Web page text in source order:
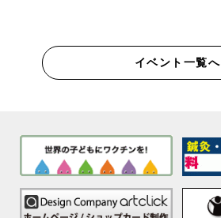
イベント一覧へ